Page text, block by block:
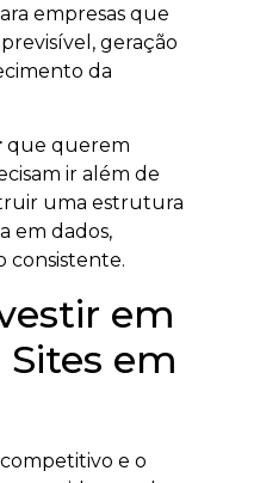
empresas que
geração
da
que querem
ir além de
uma estrutura
em dados,
consistente.
em
Sites em
e o